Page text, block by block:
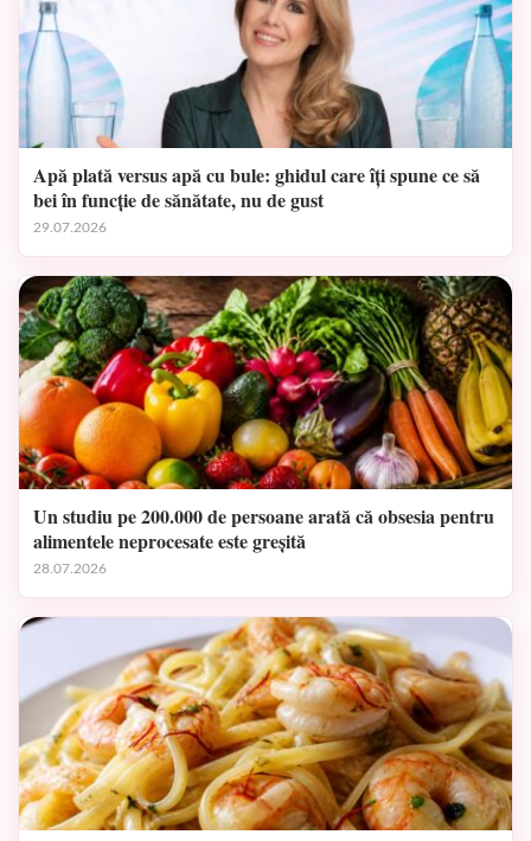
Apă plată versus apă cu bule: ghidul care îți spune ce să
bei în funcție de sănătate, nu de gust
29.07.2026
Un studiu pe 200.000 de persoane arată că obsesia pentru
alimentele neprocesate este greșită
28.07.2026